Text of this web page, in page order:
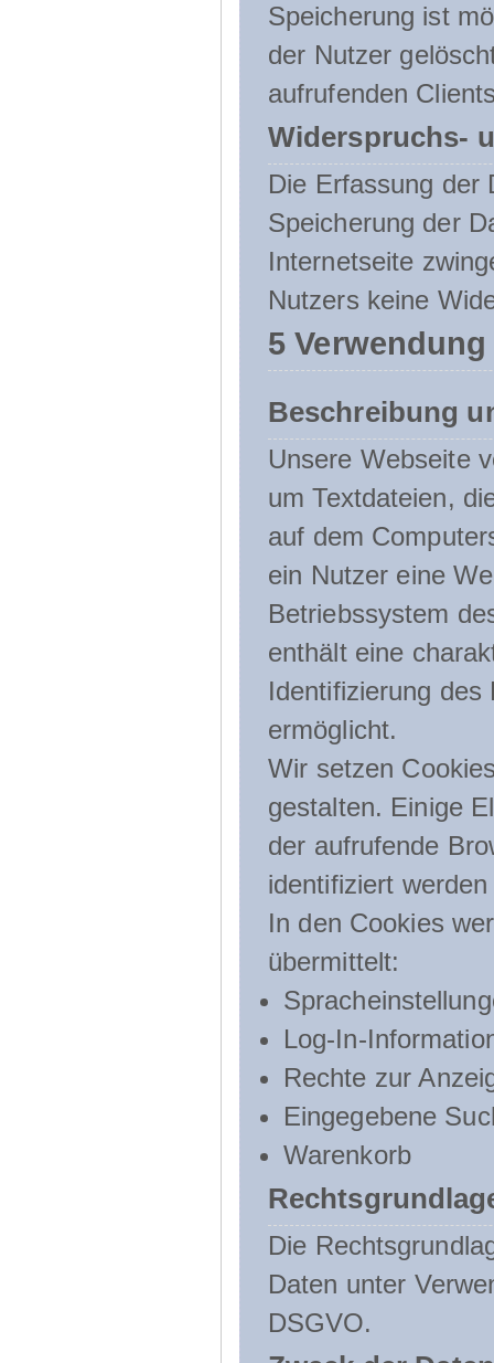
Speicherung ist
der Nutzer
aufrufenden
Widerspruchs-
Die Erfassung der
Speicherung der
Internetseite
Nutzers keine
5
Beschreibung
Unsere Webseite
um Textdateien,
auf dem
ein Nutzer eine
Betriebssystem
enthält eine
Identifizierung
ermöglicht.
Wir setzen
gestalten. Einige
der aufrufende
identifiziert
In den Cookies
übermittelt:
Log-In-
Rechte zur
Eingegebene
Warenkorb
Die
Daten unter
DSGVO.